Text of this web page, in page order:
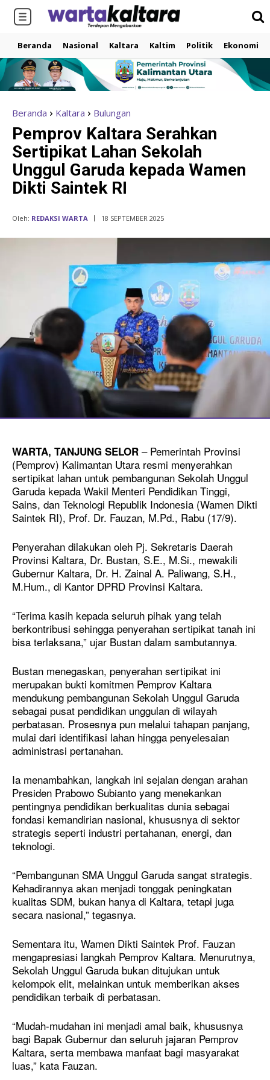
Beranda Nasional Kaltara Kaltim Politik Ekonomi
Beranda Kaltara Bulungan
Pemprov Kaltara Serahkan
Sertipikat Lahan Sekolah
Unggul Garuda kepada Wamen
Dikti Saintek RI
Oleh: REDAKSI WARTA 18 SEPTEMBER 2025
WARTA, TANJUNG SELOR – Pemerintah Provinsi
(Pemprov) Kalimantan Utara resmi menyerahkan
sertipikat lahan untuk pembangunan Sekolah Unggul
Garuda kepada Wakil Menteri Pendidikan Tinggi,
Sains, dan Teknologi Republik Indonesia (Wamen Dikti
Saintek RI), Prof. Dr. Fauzan, M.Pd., Rabu (17/9).
Penyerahan dilakukan oleh Pj. Sekretaris Daerah
Provinsi Kaltara, Dr. Bustan, S.E., M.Si., mewakili
Gubernur Kaltara, Dr. H. Zainal A. Paliwang, S.H.,
M.Hum., di Kantor DPRD Provinsi Kaltara.
“Terima kasih kepada seluruh pihak yang telah
berkontribusi sehingga penyerahan sertipikat tanah ini
bisa terlaksana,” ujar Bustan dalam sambutannya.
Bustan menegaskan, penyerahan sertipikat ini
merupakan bukti komitmen Pemprov Kaltara
mendukung pembangunan Sekolah Unggul Garuda
sebagai pusat pendidikan unggulan di wilayah
perbatasan. Prosesnya pun melalui tahapan panjang,
mulai dari identifikasi lahan hingga penyelesaian
administrasi pertanahan.
Ia menambahkan, langkah ini sejalan dengan arahan
Presiden Prabowo Subianto yang menekankan
pentingnya pendidikan berkualitas dunia sebagai
fondasi kemandirian nasional, khususnya di sektor
strategis seperti industri pertahanan, energi, dan
teknologi.
“Pembangunan SMA Unggul Garuda sangat strategis.
Kehadirannya akan menjadi tonggak peningkatan
kualitas SDM, bukan hanya di Kaltara, tetapi juga
secara nasional,” tegasnya.
Sementara itu, Wamen Dikti Saintek Prof. Fauzan
mengapresiasi langkah Pemprov Kaltara. Menurutnya,
Sekolah Unggul Garuda bukan ditujukan untuk
kelompok elit, melainkan untuk memberikan akses
pendidikan terbaik di perbatasan.
“Mudah-mudahan ini menjadi amal baik, khususnya
bagi Bapak Gubernur dan seluruh jajaran Pemprov
Kaltara, serta membawa manfaat bagi masyarakat
luas,” kata Fauzan.